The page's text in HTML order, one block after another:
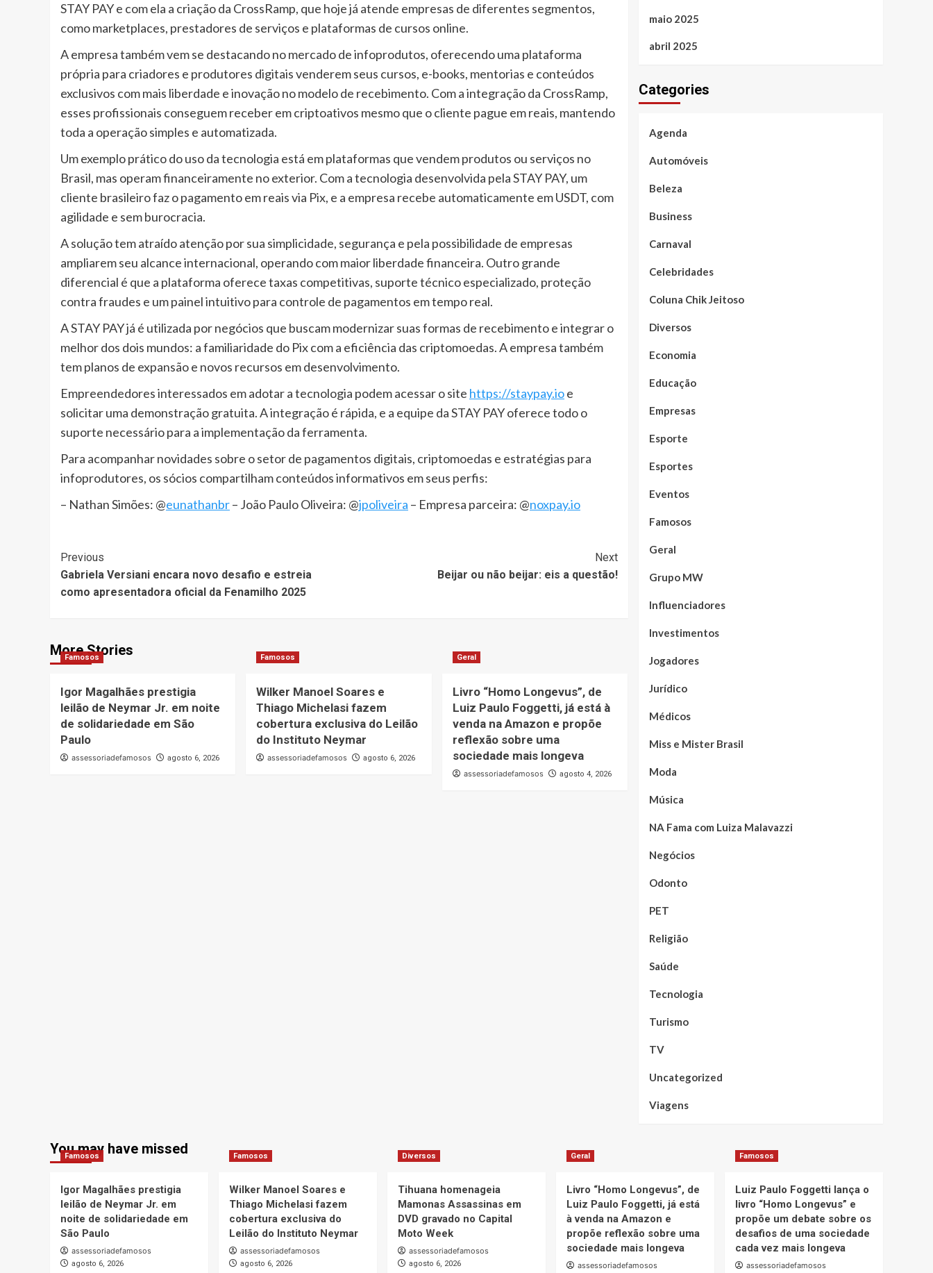
STAY PAY e com ela a criação da CrossRamp, que hoje já atende empresas de diferentes segmentos,
como marketplaces, prestadores de serviços e plataformas de cursos online.
A empresa também vem se destacando no mercado de infoprodutos, oferecendo uma plataforma
própria para criadores e produtores digitais venderem seus cursos, e-books, mentorias e conteúdos
exclusivos com mais liberdade e inovação no modelo de recebimento. Com a integração da CrossRamp,
esses profissionais conseguem receber em criptoativos mesmo que o cliente pague em reais, mantendo
toda a operação simples e automatizada.
Um exemplo prático do uso da tecnologia está em plataformas que vendem produtos ou serviços no
Brasil, mas operam financeiramente no exterior. Com a tecnologia desenvolvida pela STAY PAY, um
cliente brasileiro faz o pagamento em reais via Pix, e a empresa recebe automaticamente em USDT, com
agilidade e sem burocracia.
A solução tem atraído atenção por sua simplicidade, segurança e pela possibilidade de empresas
ampliarem seu alcance internacional, operando com maior liberdade financeira. Outro grande
diferencial é que a plataforma oferece taxas competitivas, suporte técnico especializado, proteção
contra fraudes e um painel intuitivo para controle de pagamentos em tempo real.
A STAY PAY já é utilizada por negócios que buscam modernizar suas formas de recebimento e integrar o
melhor dos dois mundos: a familiaridade do Pix com a eficiência das criptomoedas. A empresa também
tem planos de expansão e novos recursos em desenvolvimento.
Empreendedores interessados em adotar a tecnologia podem acessar o site https://staypay.ioe
solicitar uma demonstração gratuita. A integração é rápida, e a equipe da STAY PAY oferece todo o
suporte necessário para a implementação da ferramenta.
Para acompanhar novidades sobre o setor de pagamentos digitais, criptomoedas e estratégias para
infoprodutores, os sócios compartilham conteúdos informativos em seus perfis:
– Nathan Simões: @eunathanbr– João Paulo Oliveira: @jpoliveira – Empresa parceira: @noxpay.io
Post
Navigation
Previous
Gabriela Versiani encara novo desafio e estreia
como apresentadora oficial da Fenamilho 2025
Next
Beijar ou não beijar: eis a questão!
More Stories
Famosos
Igor Magalhães prestigia
leilão de Neymar Jr. em noite
de solidariedade em São
Paulo
assessoriadefamosos agosto 6, 2026
Famosos
Wilker Manoel Soares e
Thiago Michelasi fazem
cobertura exclusiva do Leilão
do Instituto Neymar
assessoriadefamosos agosto 6, 2026
Geral
Livro “Homo Longevus”, de
Luiz Paulo Foggetti, já está à
venda na Amazon e propõe
reflexão sobre uma
sociedade mais longeva
assessoriadefamosos agosto 4, 2026
maio 2025
abril 2025
Categories
Agenda
Automóveis
Beleza
Business
Carnaval
Celebridades
Coluna Chik Jeitoso
Diversos
Economia
Educação
Empresas
Esporte
Esportes
Eventos
Famosos
Geral
Grupo MW
Influenciadores
Investimentos
Jogadores
Jurídico
Médicos
Miss e Mister Brasil
Moda
Música
NA Fama com Luiza Malavazzi
Negócios
Odonto
PET
Religião
Saúde
Tecnologia
Turismo
TV
Uncategorized
Viagens
You may have missed
Famosos
Igor Magalhães prestigia
leilão de Neymar Jr. em
noite de solidariedade em
São Paulo
assessoriadefamosos
agosto 6, 2026
Famosos
Wilker Manoel Soares e
Thiago Michelasi fazem
cobertura exclusiva do
Leilão do Instituto Neymar
assessoriadefamosos
agosto 6, 2026
Diversos
Tihuana homenageia
Mamonas Assassinas em
DVD gravado no Capital
Moto Week
assessoriadefamosos
agosto 6, 2026
Geral
Livro “Homo Longevus”, de
Luiz Paulo Foggetti, já está
à venda na Amazon e
propõe reflexão sobre uma
sociedade mais longeva
assessoriadefamosos
Famosos
Luiz Paulo Foggetti lança o
livro “Homo Longevus” e
propõe um debate sobre os
desafios de uma sociedade
cada vez mais longeva
assessoriadefamosos